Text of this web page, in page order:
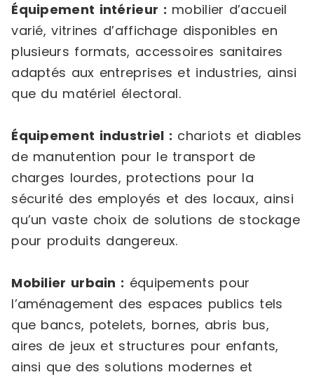
Équipement intérieur : mobilier d’accueil
varié, vitrines d’affichage disponibles en
plusieurs formats, accessoires sanitaires
adaptés aux entreprises et industries, ainsi
que du matériel électoral.
Équipement industriel : chariots et diables
de manutention pour le transport de
charges lourdes, protections pour la
sécurité des employés et des locaux, ainsi
qu’un vaste choix de solutions de stockage
pour produits dangereux.
Mobilier urbain : équipements pour
l’aménagement des espaces publics tels
que bancs, potelets, bornes, abris bus,
aires de jeux et structures pour enfants,
ainsi que des solutions modernes et